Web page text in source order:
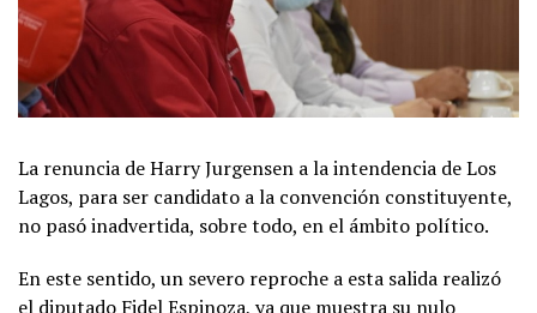
La renuncia de Harry Jurgensen a la intendencia de Los
Lagos, para ser candidato a la convención constituyente,
no pasó inadvertida, sobre todo, en el ámbito político.
En este sentido, un severo reproche a esta salida realizó
el diputado Fidel Espinoza, ya que muestra su nulo